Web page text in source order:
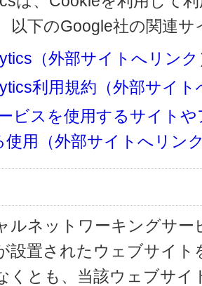
以下のGoogle社の関連
（外部サイトへリンク
利用規約（外部サイ
ビスを使用するサイト
使用（外部サイトへリン
ルネットワーキングサー
設置されたウェブサイ
くとも、当該ウェブサイ